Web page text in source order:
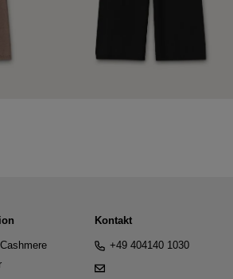
Kontakt
+49 404140 1030